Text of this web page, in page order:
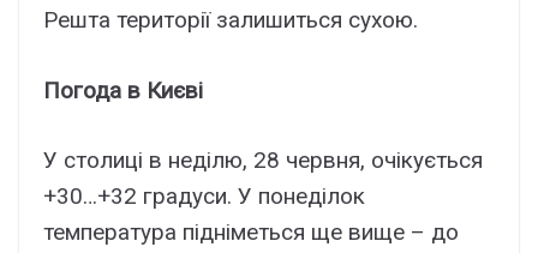
Решта території залишиться сухою.
Погода в Києві
У столиці в неділю, 28 червня, очікується
+30…+32 градуси. У понеділок
температура підніметься ще вище – до